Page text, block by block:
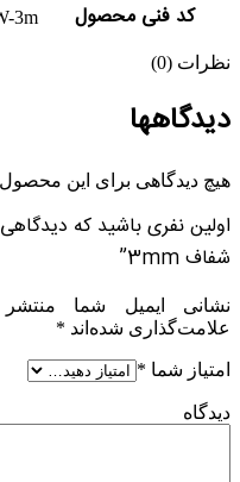
کد فنی محصول 3m
نظرات (0)
دیدگاهها
هیچ دیدگاهی برای این
شفاف 3mm”
نشانی ایمیل شما
علامت‌گذاری شده‌اند *
امتیاز شما *